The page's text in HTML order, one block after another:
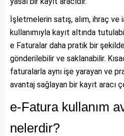
İşletmelerin satış, alım, ihraç
kullanımıyla kayıt altında
e Faturalar daha pratik bir
gönderilebilir ve saklanabilir.
faturalarla aynı işe yarayan ve
avantaj sağlayan bir kayıt aracı
e-Fatura kullanım
nelerdir?